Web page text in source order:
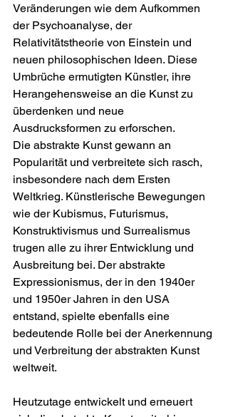
Veränderungen wie dem Aufkommen
der Psychoanalyse, der
Relativitätstheorie von Einstein und
neuen philosophischen Ideen. Diese
Umbrüche ermutigten Künstler, ihre
Herangehensweise an die Kunst zu
überdenken und neue
Ausdrucksformen zu erforschen.
Die abstrakte Kunst gewann an
Popularität und verbreitete sich rasch,
insbesondere nach dem Ersten
Weltkrieg. Künstlerische Bewegungen
wie der Kubismus, Futurismus,
Konstruktivismus und Surrealismus
trugen alle zu ihrer Entwicklung und
Ausbreitung bei. Der abstrakte
Expressionismus, der in den 1940er
und 1950er Jahren in den USA
entstand, spielte ebenfalls eine
bedeutende Rolle bei der Anerkennung
und Verbreitung der abstrakten Kunst
weltweit.
Heutzutage entwickelt und erneuert